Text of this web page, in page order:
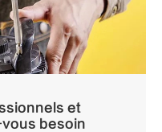
et
besoin